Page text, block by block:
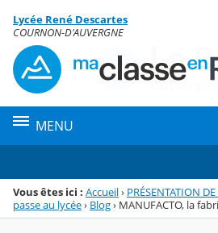
Menu de la rubrique
Contenu
Lycée René Descartes
COURNON-D'AUVERGNE
MENU
Vous êtes ici : Accueil› PRÉSENTATION
passe au lycée› Blog› MANUFACTO, la